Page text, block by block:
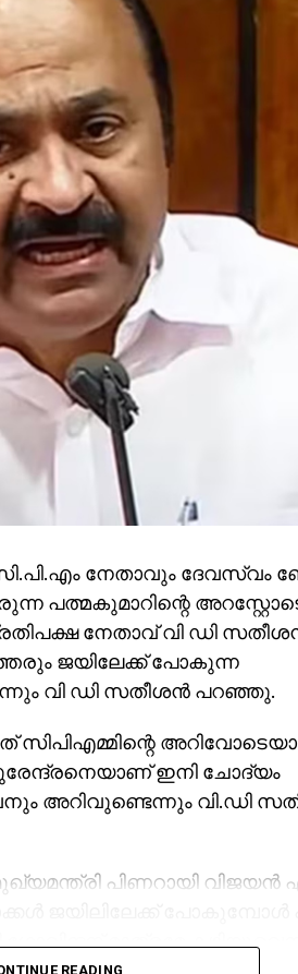
നേതാവും ദേവസ്വം
പത്മകുമാറിന്റെ
നേതാവ് വി ഡി
ജയിലേക്ക് പോകുന്ന
വി ഡി സതീശന്‍ പറഞ്ഞു.
ഇനി ചോദ്യം
അറിവുണ്ടെന്നും വി.ഡി
പിണറായി
READING